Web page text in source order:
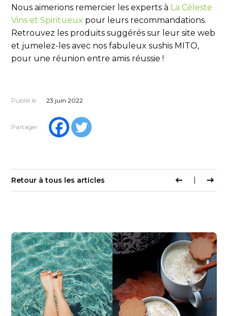
Nous aimerions remercier les experts à La Céleste
Vins et Spiritueux pour leurs recommandations.
Retrouvez les produits suggérés sur leur site web
et jumelez-les avec nos fabuleux sushis MITO,
pour une réunion entre amis réussie !
Publié le 23 juin 2022
Partager
Retour à tous les articles